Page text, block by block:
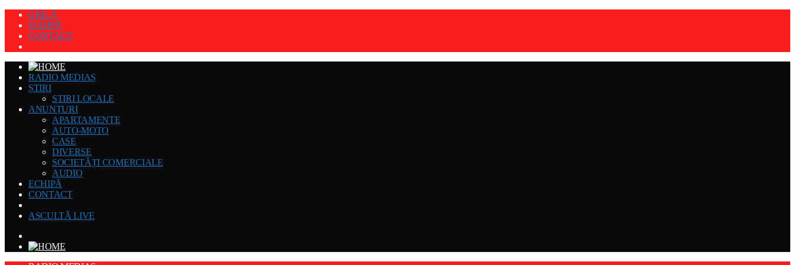
GRILĂ
ECHIPĂ
CONTACT
RADIO MEDIAȘ
ȘTIRI
STIRI LOCALE
ANUNȚURI
APARTAMENTE
AUTO-MOTO
CASE
DIVERSE
SOCIETĂȚI COMERCIALE
AUDIO
ECHIPĂ
CONTACT
ASCULTĂ LIVE